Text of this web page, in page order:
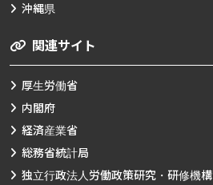
沖縄県
関連サイト
厚生労働省
内閣府
経済産業省
総務省統計局
独立行政法人労働政策研究・研修機構